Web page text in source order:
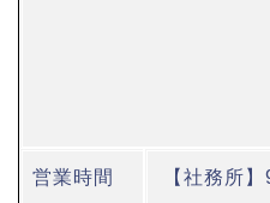
営業時間 【社務所